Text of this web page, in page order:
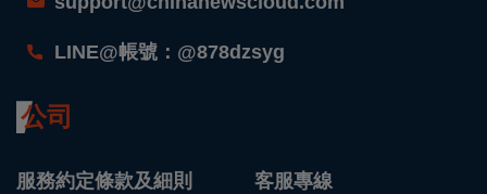
LINE@帳號：@878dzsyg
公司
服務約定條款及細則
客服專線